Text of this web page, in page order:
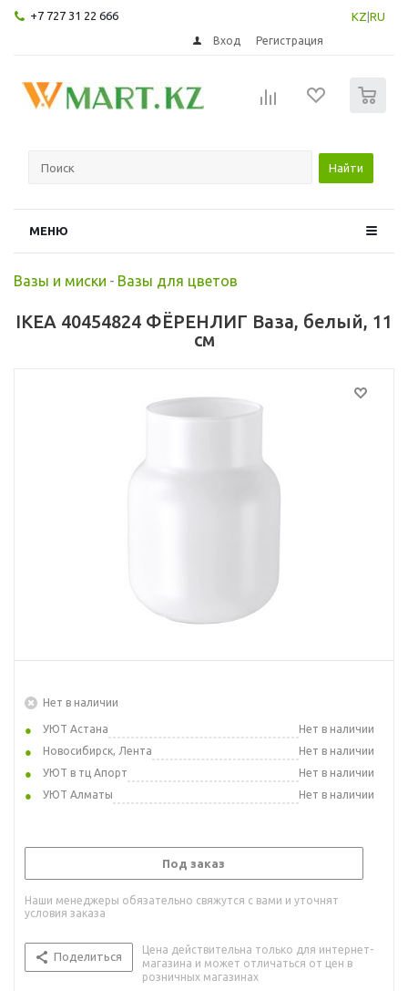
+7 727 31 22 666 KZ RU
Вход Регистрация
Найти
МЕНЮ
Вазы и миски - Вазы для цветов
IKEA 40454824 ФЁРЕНЛИГ Ваза, белый, 11
см
Нет в наличии
УЮТ Астана
Нет в наличии
Новосибирск, Лента
Нет в наличии
УЮТ в тц Апорт
Нет в наличии
УЮТ Алматы
Нет в наличии
Под заказ
Наши менеджеры обязательно свяжутся с вами и уточнят
условия заказа
Поделиться
Цена действительна только для интернет-
магазина и может отличаться от цен в
розничных магазинах